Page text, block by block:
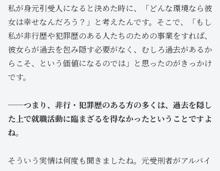
私が身元引受人になると決めた時に、「どんな環境なら彼
女は幸せなんだろう？」と考えたんです。そこで、「もし
私が非行歴や犯罪歴のある人たちのための事業をすれば、
彼女らが過去を包み隠す必要がなく、むしろ過去があるか
らこそ、という価値になるのでは」と思ったのがきっかけ
です。
──つまり、非行・犯罪歴のある方の多くは、過去を隠し
た上で就職活動に臨まざるを得なかったということですよ
ね。
そういう実情は何度も聞きましたね。元受刑者がアルバイ